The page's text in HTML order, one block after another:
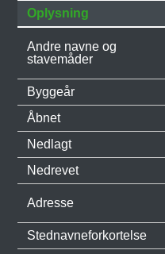
Oplysning
Andre navne og
stavemåder
Byggeår
Åbnet
Nedlagt
Nedrevet
Adresse
Stednavneforkortelse